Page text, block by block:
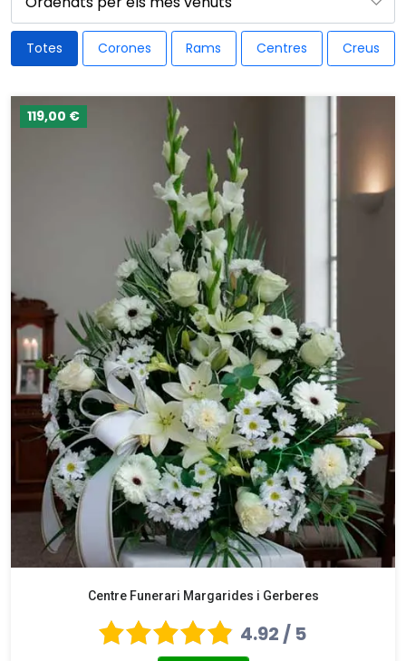
Totes Corones Rams Centres Creus
119,00 €
Centre Funerari Margarides i Gerberes
4.92 / 5